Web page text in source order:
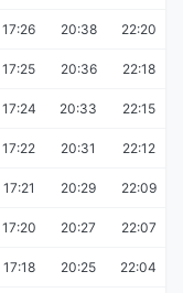
17:26 20:38 22:20
17:25 20:36 22:18
17:24 20:33 22:15
17:22 20:31 22:12
17:21 20:29 22:09
17:20 20:27 22:07
17:18 20:25 22:04